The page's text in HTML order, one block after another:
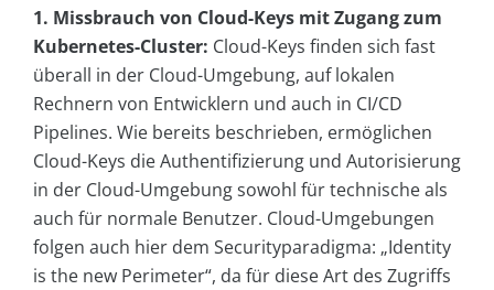
1. Missbrauch von Cloud-Keys mit Zugang zum
Kubernetes-Cluster: Cloud-Keys finden sich fast
überall in der Cloud-Umgebung, auf lokalen
Rechnern von Entwicklern und auch in CI/CD
Pipelines. Wie bereits beschrieben, ermöglichen
Cloud-Keys die Authentifizierung und Autorisierung
in der Cloud-Umgebung sowohl für technische als
auch für normale Benutzer. Cloud-Umgebungen
folgen auch hier dem Securityparadigma: „Identity
is the new Perimeter“, da für diese Art des Zugriffs